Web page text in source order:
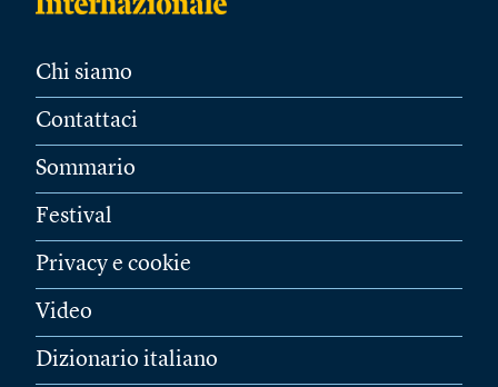
Chi siamo
Contattaci
Sommario
Festival
Privacy e cookie
Video
Dizionario italiano